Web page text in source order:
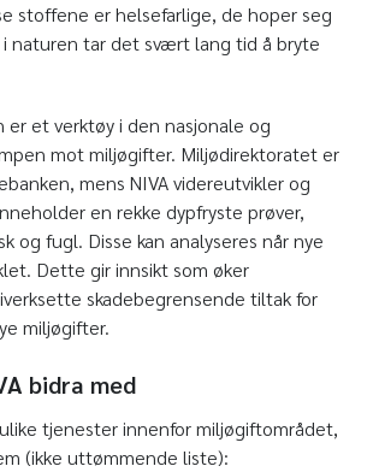
stoffene er helsefarlige, de hoper seg
naturen tar det svært lang tid å bryte
er et verktøy i den nasjonale og
mot miljøgifter. Miljødirektoratet er
mens NIVA videreutvikler og
en rekke dypfryste prøver,
og fugl. Disse kan analyseres når nye
Dette gir innsikt som øker
skadebegrensende tiltak for
miljøgifter.
bidra med
tjenester innenfor miljøgiftområdet,
(ikke uttømmende liste):